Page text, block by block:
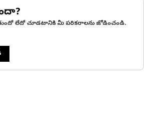
లేదో చూడటానికి మీ పరికరాలను జోడించండి.